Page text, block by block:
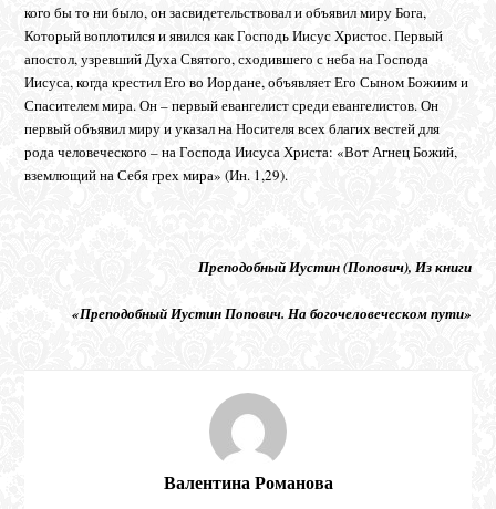
кого бы то ни было, он засвидетельствовал и объявил миру Бога,
Который воплотился и явился как Господь Иисус Христос. Первый
апостол, узревший Духа Святого, сходившего с неба на Господа
Иисуса, когда крестил Его во Иордане, объявляет Его Сыном Божиим и
Спасителем мира. Он – первый евангелист среди евангелистов. Он
первый объявил миру и указал на Носителя всех благих вестей для
рода человеческого – на Господа Иисуса Христа: «Вот Агнец Божий,
вземлющий на Себя грех мира» (Ин. 1,29).
Преподобный Иустин (Попович), Из книги
«Преподобный Иустин Попович. На богочеловеческом пути»
Валентина Романова